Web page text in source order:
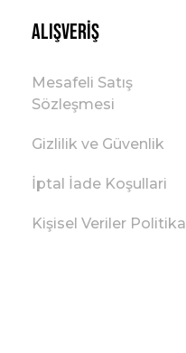
Alışveriş
Mesafeli Satış
Sözleşmesi
Gizlilik ve Güvenlik
İptal İade Koşullari
Kişisel Veriler